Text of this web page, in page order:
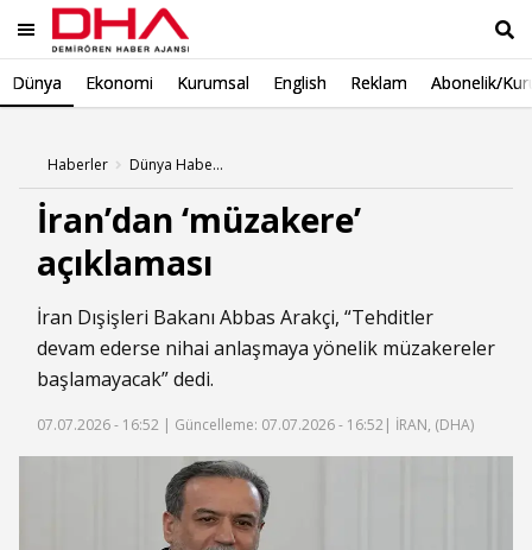
Dünya Ekonomi Kurumsal English Reklam Abonelik/
Haberler Dünya Haberleri
İran’dan ‘müzakere’
açıklaması
İran Dışişleri Bakanı Abbas Arakçi, “Tehditler
devam ederse nihai anlaşmaya yönelik müzakereler
başlamayacak” dedi.
07.07.2026 - 16:52 | Güncelleme: 07.07.2026 - 16:52 | İRAN, (DHA)